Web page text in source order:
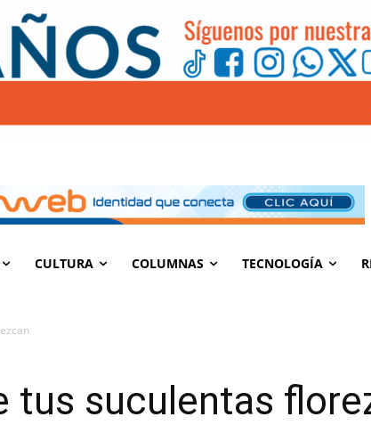
CULTURA COLUMNAS TECNOLOGÍA
tus suculentas